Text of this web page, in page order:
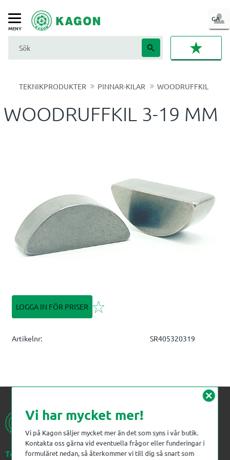
Meny
GA
IN
TEKNIKPRODUKTER PINNAR-KILAR WOODRUFFKIL
WOODRUFFKIL 3-19 MM
LOGGA IN FÖR PRISER Lägg till i favoriter
Artikelnr SR405320319
Telefon:023-383 18 00
cancel
Vi har mycket mer!
Vi på Kagon säljer mycket mer än det som syns i vår butik.
Kontakta oss gärna vid eventuella frågor eller funderingar i
formuläret nedan, så återkommer vi till dig så snart som